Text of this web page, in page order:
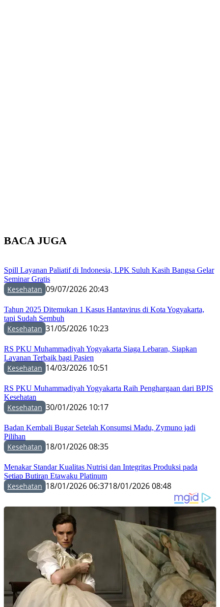
BACA JUGA
Spill Layanan Paliatif di Indonesia, LPK Suluh Kasih Bangsa Gelar
Seminar Gratis
Kesehatan 09/07/2026 20:43
Tahun 2025 Ditemukan 1 Kasus Hantavirus di Kota Yogyakarta,
tapi Sudah Sembuh
Kesehatan 31/05/2026 10:23
RS PKU Muhammadiyah Yogyakarta Siaga Lebaran, Siapkan
Layanan Terbaik bagi Pasien
Kesehatan 14/03/2026 10:51
RS PKU Muhammadiyah Yogyakarta Raih Penghargaan dari BPJS
Kesehatan
Kesehatan 30/01/2026 10:17
Badan Kembali Bugar Setelah Konsumsi Madu, Zymuno jadi
Pilihan
Kesehatan 18/01/2026 08:35
Menakar Standar Kualitas Nutrisi dan Integritas Produksi pada
Setiap Butiran Etawaku Platinum
Kesehatan 18/01/2026 06:3718/01/2026 08:48